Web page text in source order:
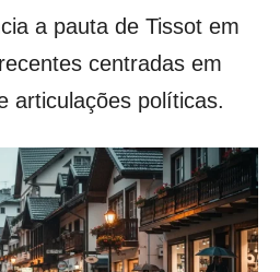
a pauta de Tissot em
centradas em
articulações políticas.